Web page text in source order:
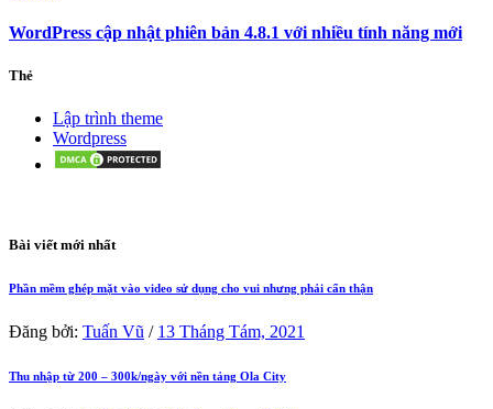
WordPress cập nhật phiên bản 4.8.1 với nhiều tính năng mới
Thẻ
Lập trình theme
Wordpress
Bài viết mới nhất
Phần mềm ghép mặt vào video sử dụng cho vui nhưng phải cẩn thận
Đăng bởi: Tuấn Vũ / 13 Tháng Tám, 2021
Thu nhập từ 200 – 300k/ngày với nền tảng Ola City